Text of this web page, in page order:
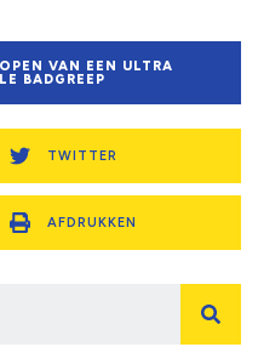
VAN EEN ULTRA
BADGREEP
TWITTER
AFDRUKKEN